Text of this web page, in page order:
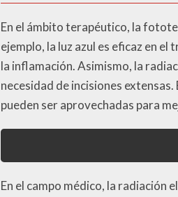
En el ámbito terapéutico, la
ejemplo, la luz azul es eficaz en
la inflamación. Asimismo, la
necesidad de incisiones
pueden ser aprovechadas para
En el campo médico, la radiación